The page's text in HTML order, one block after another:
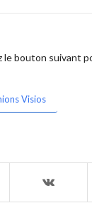
bouton suivant
Visios